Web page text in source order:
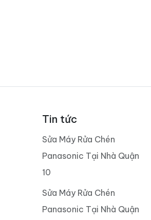
Tin tức
Sửa Máy Rửa Chén
Panasonic Tại Nhà Quận
10
Sửa Máy Rửa Chén
Panasonic Tại Nhà Quận